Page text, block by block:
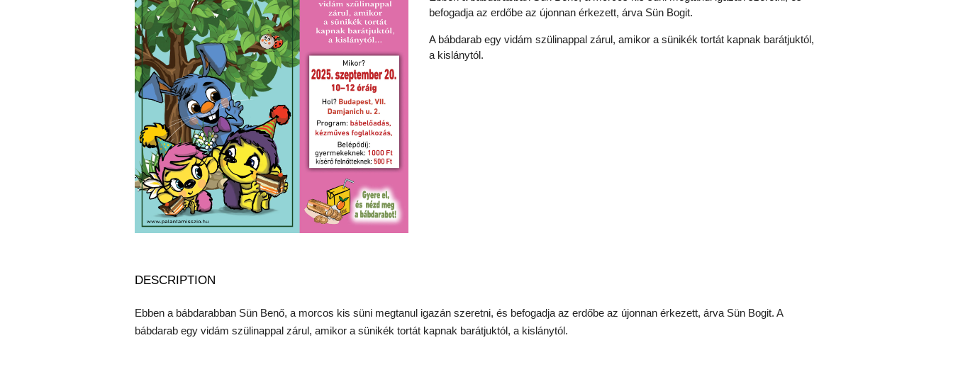
befogadja az erdőbe az újonnan érkezett, árva Sün Bogit.
A bábdarab egy vidám szülinappal zárul, amikor a sünikék tortát kapnak barátjuktól,
a kislánytól.
DESCRIPTION
Ebben a bábdarabban Sün Benő, a morcos kis süni megtanul igazán szeretni, és befogadja az erdőbe az újonnan érkezett, árva Sün Bogit. A
bábdarab egy vidám szülinappal zárul, amikor a sünikék tortát kapnak barátjuktól, a kislánytól.